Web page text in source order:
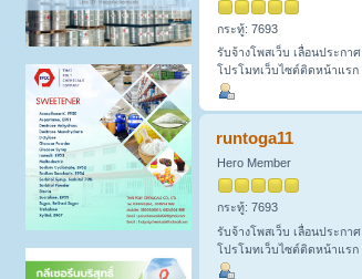
กระทู้: 7693
รับจ้างโพสเว็บ เลื่อนประกาศ
โปรโมทเว็บไซต์ติดหน้าแรก
runtoga11
Hero Member
กระทู้: 7693
รับจ้างโพสเว็บ เลื่อนประกาศ
โปรโมทเว็บไซต์ติดหน้าแรก